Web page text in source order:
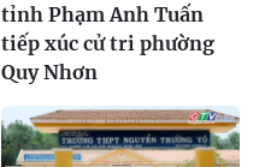
tỉnh Phạm Anh Tuấn
tiếp xúc cử tri phường
Quy Nhơn